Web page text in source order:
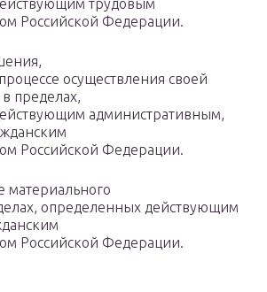
трудовым
Российской Федерации.
осуществления своей
пределах,
административным,
Российской Федерации.
материального
определенных действующим
Российской Федерации.